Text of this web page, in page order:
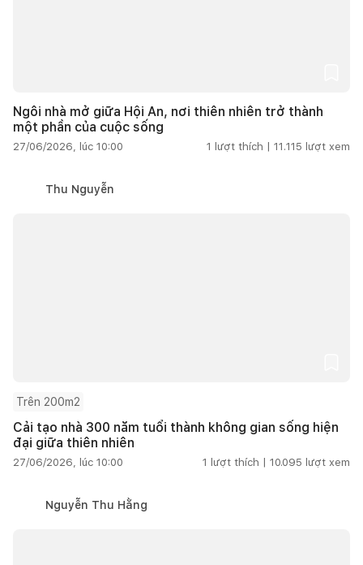
Ngôi nhà mở giữa Hội An, nơi thiên nhiên trở thành
một phần của cuộc sống
27/06/2026, lúc 10:00 1 lượt thích | 11.115 lượt xem
Thu Nguyễn
Trên 200m2
Cải tạo nhà 300 năm tuổi thành không gian sống hiện
đại giữa thiên nhiên
27/06/2026, lúc 10:00 1 lượt thích | 10.095 lượt xem
Nguyễn Thu Hằng